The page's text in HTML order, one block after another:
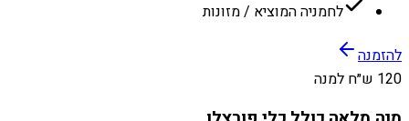
לחמניה המוציא / מזונות
להזמנה
120 ש״ח למנה